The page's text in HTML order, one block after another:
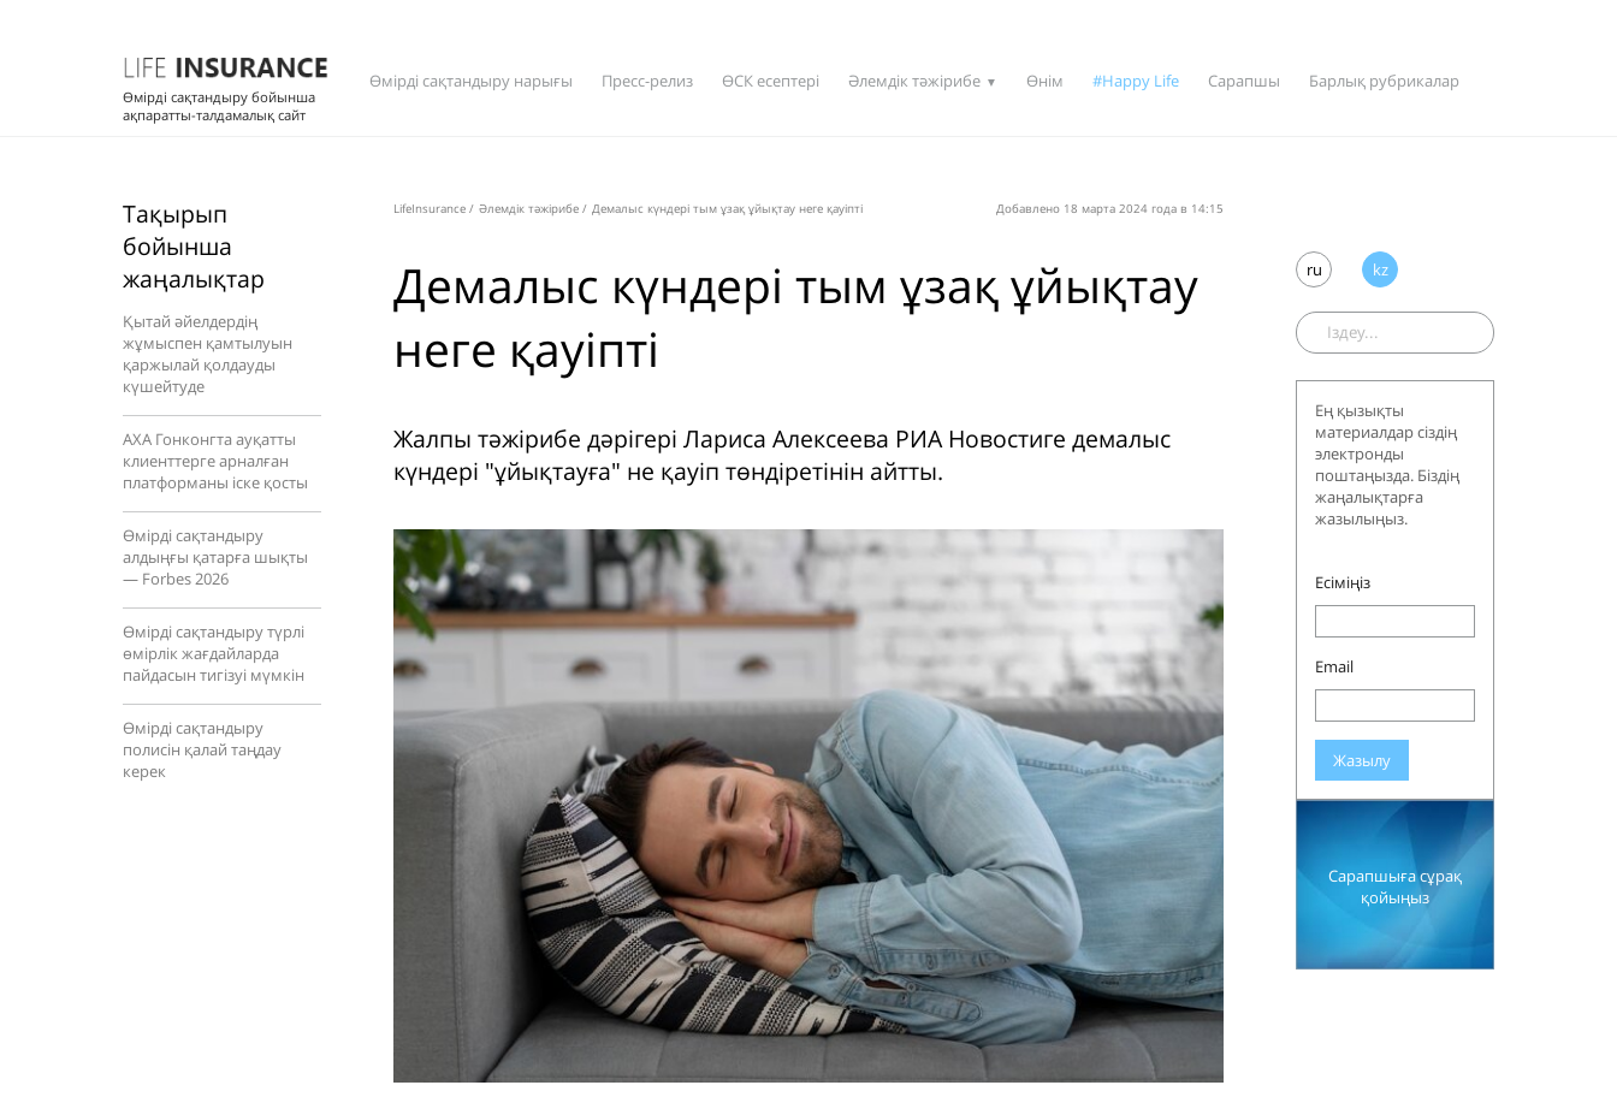
Өмірді сақтандыру бойынша
ақпаратты-талдамалық сайт
Өмірді сақтандыру нарығы Пресс-релиз ӨСК есептері Әлемдік тәжірибе ▼ Өнім #Happy Life Сарапшы Барлық рубрикалар
Тақырып
бойынша
жаңалықтар
Қытай әйелдердің
жұмыспен қамтылуын
қаржылай қолдауды
күшейтуде
AXA Гонконгта ауқатты
клиенттерге арналған
платформаны іске қосты
Өмірді сақтандыру
алдыңғы қатарға шықты
— Forbes 2026
Өмірді сақтандыру түрлі
өмірлік жағдайларда
пайдасын тигізуі мүмкін
Өмірді сақтандыру
полисін қалай таңдау
керек
LifeInsurance / Әлемдік тәжірибе / Демалыс күндері тым ұзақ ұйықтау неге қауіпті Добавлено 18 мартa 2024 года в 14:15
Демалыс күндері тым ұзақ ұйықтау
неге қауіпті
Жалпы тәжірибе дәрігері Лариса Алексеева РИА Новостиге демалыс
күндері "ұйықтауға" не қауіп төндіретінін айтты.
ru kz
Ең қызықты
материалдар сіздің
электронды
поштаңызда. Біздің
жаңалықтарға
жазылыңыз.
Есіміңіз
Email
Жазылу
Сарапшыға сұрақ
қойыңыз